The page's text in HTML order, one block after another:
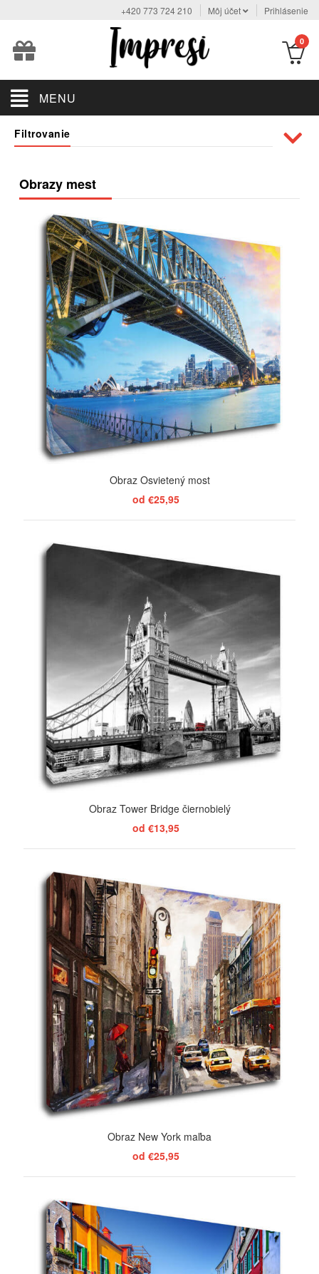
+420 773 724 210 Môj účet Prihlásenie
0
MENU
Filtrovanie
Obrazy mest
Obraz Osvietený most
od €25,95
Obraz Tower Bridge čiernobielý
od €13,95
Obraz New York maľba
od €25,95